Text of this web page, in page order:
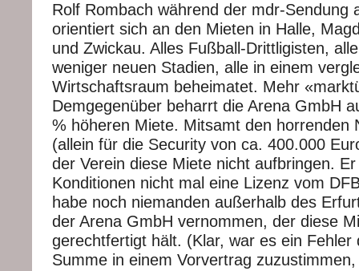
Rolf Rombach während der mdr-Sendung
orientiert sich an den Mieten in Halle,
und Zwickau. Alles Fußball-Drittligisten,
weniger neuen Stadien, alle in einem
Wirtschaftsraum beheimatet. Mehr
Demgegenüber beharrt die Arena GmbH
% höheren Miete. Mitsamt den horrenden
(allein für die Security von ca. 400.000
der Verein diese Miete nicht aufbringen.
Konditionen nicht mal eine Lizenz vom
habe noch niemanden außerhalb des
der Arena GmbH vernommen, der diese
gerechtfertigt hält. (Klar, war es ein Fehler
Summe in einem Vorvertrag